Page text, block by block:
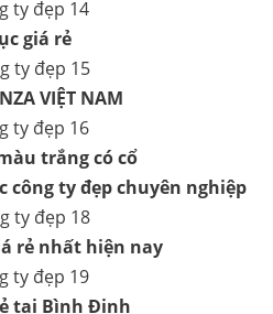
giá rẻ
VIỆT NAM
trắng có cổ
công ty đẹp chuyên nghiệp
rẻ nhất hiện nay
tại Bình Đinh